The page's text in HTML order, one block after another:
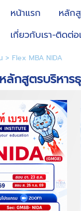
หน้าแรก หลัก
เกี่ยวกับเรา-ติดต่อ
> Flex MBA NIDA
ลักสูตรบริหา